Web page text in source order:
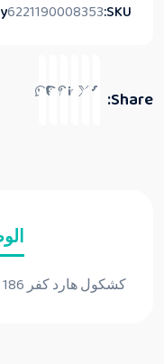
SKU:
6221190008353
Share:
كشكول هارد كفر 186 ورقة 5 مادة حجم كبير